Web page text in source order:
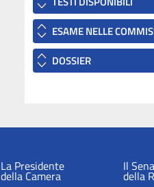
ESAME NELLE
DOSSIER
La Presidente
della Camera
Il
della